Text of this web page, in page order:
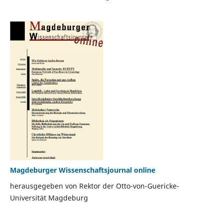
Magdeburger Wissenschaftsjournal online
herausgegeben von Rektor der Otto-von-Guericke-
Universität Magdeburg